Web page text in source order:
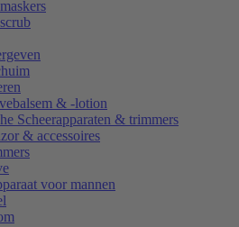
& -lotion
Scheerapparaten & trimmers
& accessoires
voor mannen